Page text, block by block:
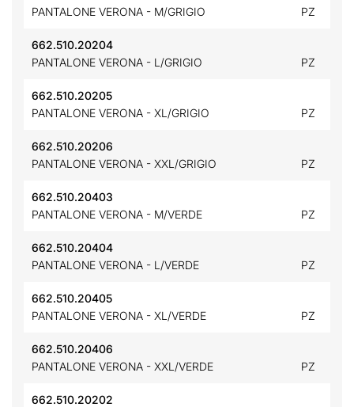
PANTALONE VERONA - M/GRIGIO
PZ
662.510.20204
PANTALONE VERONA - L/GRIGIO
PZ
662.510.20205
PANTALONE VERONA - XL/GRIGIO
PZ
662.510.20206
PANTALONE VERONA - XXL/GRIGIO
PZ
662.510.20403
PANTALONE VERONA - M/VERDE
PZ
662.510.20404
PANTALONE VERONA - L/VERDE
PZ
662.510.20405
PANTALONE VERONA - XL/VERDE
PZ
662.510.20406
PANTALONE VERONA - XXL/VERDE
PZ
662.510.20202